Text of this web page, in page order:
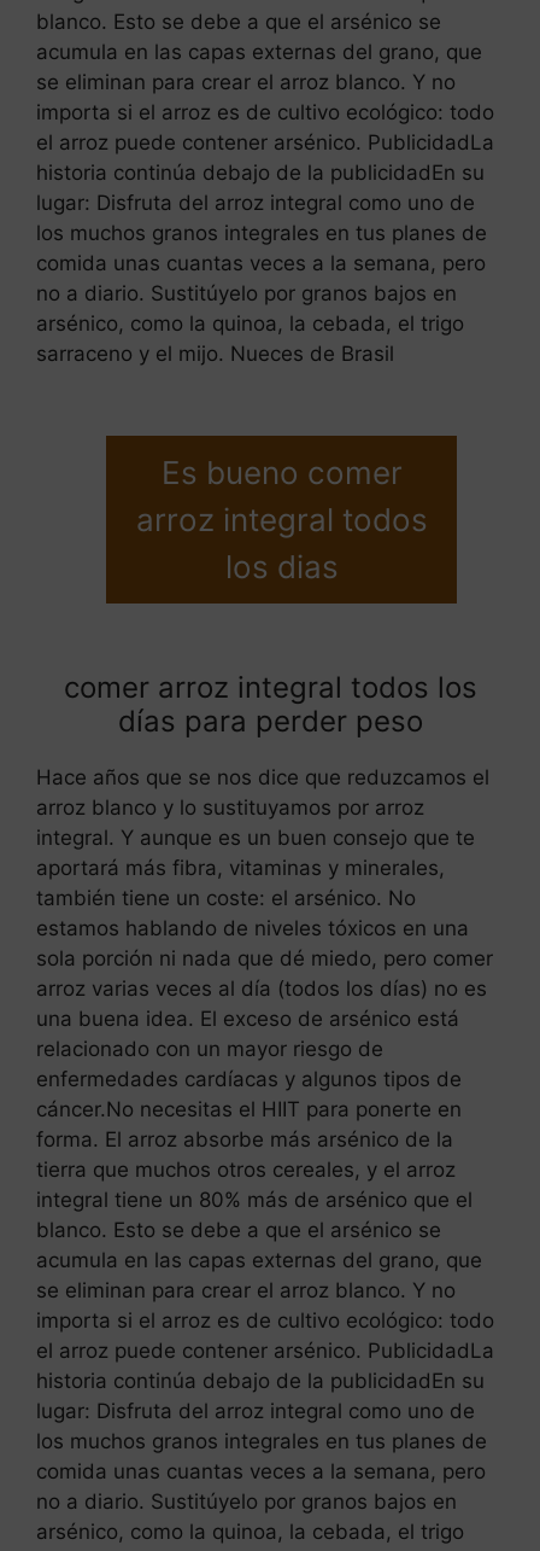
blanco. Esto se debe a que el arsénico se
acumula en las capas externas del grano, que
se eliminan para crear el arroz blanco. Y no
importa si el arroz es de cultivo ecológico: todo
el arroz puede contener arsénico. PublicidadLa
historia continúa debajo de la publicidadEn su
lugar: Disfruta del arroz integral como uno de
los muchos granos integrales en tus planes de
comida unas cuantas veces a la semana, pero
no a diario. Sustitúyelo por granos bajos en
arsénico, como la quinoa, la cebada, el trigo
sarraceno y el mijo. Nueces de Brasil
Es bueno comer
arroz integral todos
los dias
comer arroz integral todos los
días para perder peso
Hace años que se nos dice que reduzcamos el
arroz blanco y lo sustituyamos por arroz
integral. Y aunque es un buen consejo que te
aportará más fibra, vitaminas y minerales,
también tiene un coste: el arsénico. No
estamos hablando de niveles tóxicos en una
sola porción ni nada que dé miedo, pero comer
arroz varias veces al día (todos los días) no es
una buena idea. El exceso de arsénico está
relacionado con un mayor riesgo de
enfermedades cardíacas y algunos tipos de
cáncer.No necesitas el HIIT para ponerte en
forma. El arroz absorbe más arsénico de la
tierra que muchos otros cereales, y el arroz
integral tiene un 80% más de arsénico que el
blanco. Esto se debe a que el arsénico se
acumula en las capas externas del grano, que
se eliminan para crear el arroz blanco. Y no
importa si el arroz es de cultivo ecológico: todo
el arroz puede contener arsénico. PublicidadLa
historia continúa debajo de la publicidadEn su
lugar: Disfruta del arroz integral como uno de
los muchos granos integrales en tus planes de
comida unas cuantas veces a la semana, pero
no a diario. Sustitúyelo por granos bajos en
arsénico, como la quinoa, la cebada, el trigo